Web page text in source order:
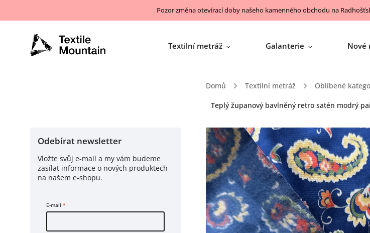
Pozor změna otevírací doby našeho kamenného obchodu na
Textilní metráž Galanterie Nové
Domů / Textilní metráž / Oblíbené
Teplý županový bavlněný retro satén modrý
Odebírat newsletter
Vložte svůj e-mail a my vám budeme
zasílat informace o nových produktech
na našem e-shopu.
E-mail